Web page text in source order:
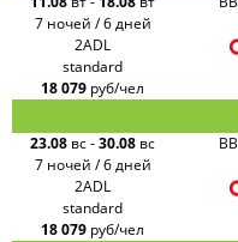
7 ночей / 6 дней
2ADL
standard
18 079 руб/чел
23.08 вс-30.08 вс
7 ночей / 6 дней
BB
2ADL
standard
18 079 руб/чел